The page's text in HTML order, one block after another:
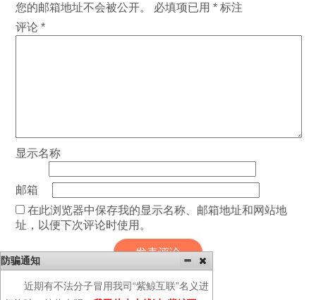
您的邮箱地址不会被公开。 必填项已用* 标注
评论*
显示名称
邮箱
在此浏览器中保存我的显示名称、邮箱地址和网站地
址，以便下次评论时使用。
防骗通知
近期有不法分子冒用我司“紫鲸互联”名义进